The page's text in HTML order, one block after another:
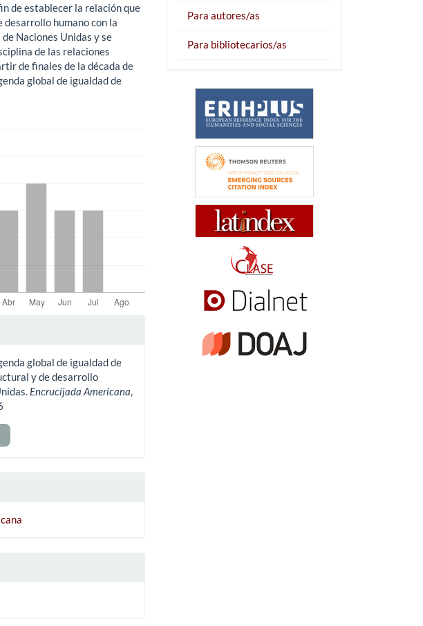
de establecer la relación que
humano con la
Naciones Unidas y se
de las relaciones
de finales de la década de
global de igualdad de
global de igualdad de
y de desarrollo
Encrucijada Americana
Para autores/as
Para bibliotecarios/as